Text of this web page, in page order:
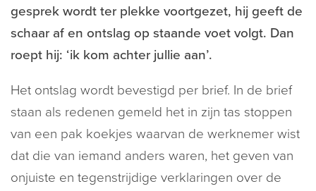
gesprek wordt ter plekke voortgezet, hij geeft de
schaar af en ontslag op staande voet volgt. Dan
roept hij: ‘ik kom achter jullie aan’.
Het ontslag wordt bevestigd per brief. In de brief
staan als redenen gemeld het in zijn tas stoppen
van een pak koekjes waarvan de werknemer wist
dat die van iemand anders waren, het geven van
onjuiste en tegenstrijdige verklaringen over de